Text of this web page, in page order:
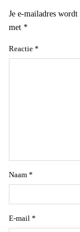
Je e-mailadres wordt
met *
Reactie *
Naam *
E-mail *